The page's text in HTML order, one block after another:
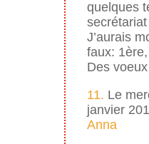
quelques
J’aurais
faux:
Des
11. Le
janvier
Anna